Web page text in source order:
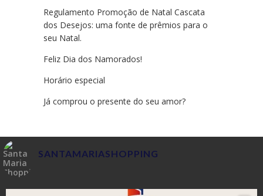
Regulamento Promoção de Natal Cascata
dos Desejos: uma fonte de prêmios para o
seu Natal.
Feliz Dia dos Namorados!
Horário especial
Já comprou o presente do seu amor?
SANTAMARIASHOPPING